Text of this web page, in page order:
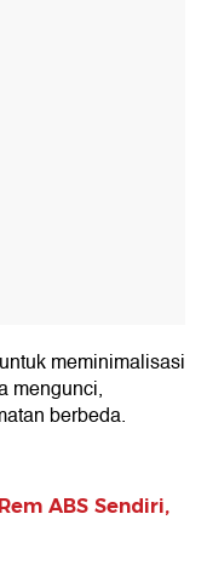
meminimalisasi
mengunci,
berbeda.
ABS Sendiri,